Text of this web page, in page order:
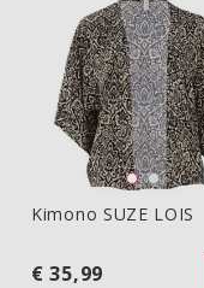
Kimono SUZE LOIS
Kimono SUZE LOIS
€ 35,99